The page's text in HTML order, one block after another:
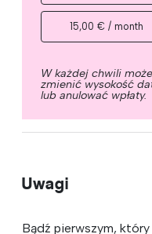
15,00 € / month
W każdej chwili
zmienić wysokość
lub anulować wpłaty.
Uwagi
Bądź pierwszym,